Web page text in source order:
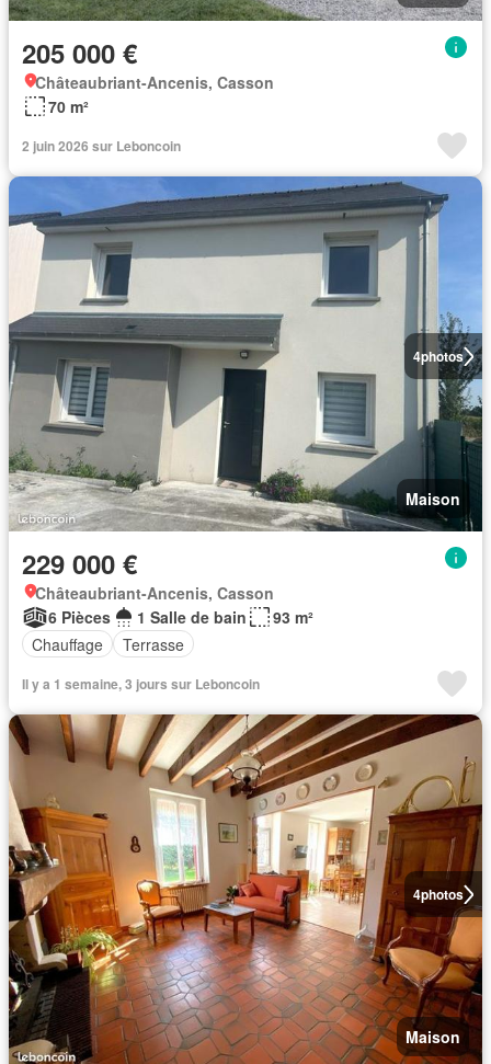
205 000 €
Châteaubriant-Ancenis, Casson
70 m²
2 juin 2026 sur Leboncoin
4photos
Maison
229 000 €
Châteaubriant-Ancenis, Casson
6 Pièces
1 Salle de bain
93 m²
Chauffage
Terrasse
Il y a 1 semaine, 3 jours sur Leboncoin
4photos
Maison